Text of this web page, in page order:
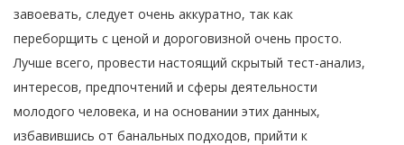
завоевать, следует очень аккуратно, так как
переборщить с ценой и дороговизной очень просто.
Лучше всего, провести настоящий скрытый тест-анализ,
интересов, предпочтений и сферы деятельности
молодого человека, и на основании этих данных,
избавившись от банальных подходов, прийти к